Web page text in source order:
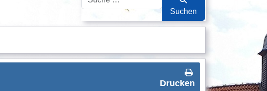
Suchen
Drucken